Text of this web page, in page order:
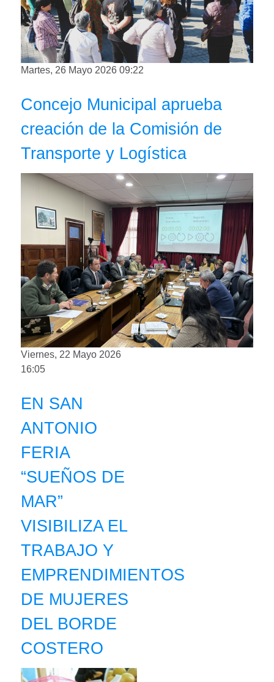
Martes, 26 Mayo 2026 09:22
Concejo Municipal aprueba
creación de la Comisión de
Transporte y Logística
Viernes, 22 Mayo 2026
16:05
EN SAN
ANTONIO
FERIA
“SUEÑOS DE
MAR”
VISIBILIZA EL
TRABAJO Y
EMPRENDIMIENTOS
DE MUJERES
DEL BORDE
COSTERO